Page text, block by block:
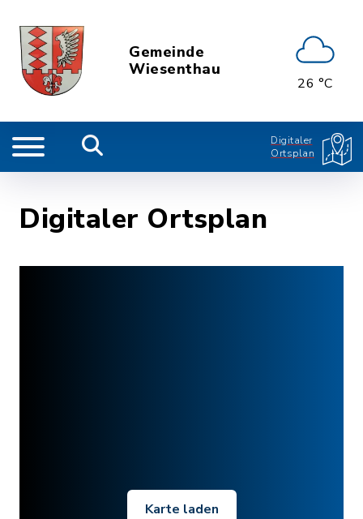
Gemeinde
Wiesenthau
26 °C
Digitaler
Ortsplan
Digitaler Ortsplan
Karte laden